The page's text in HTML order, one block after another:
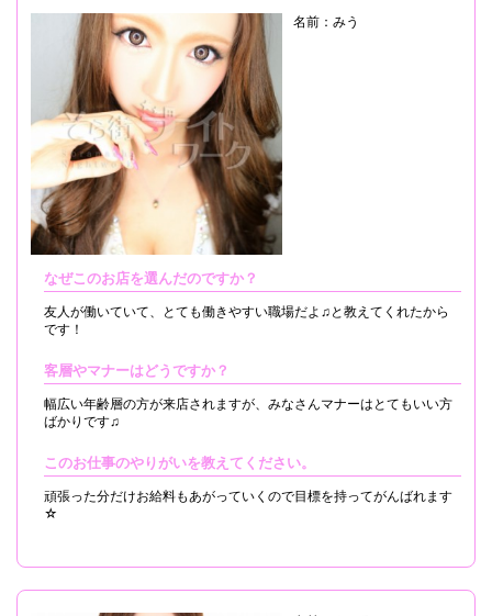
名前：みう
なぜこのお店を選んだのですか？
友人が働いていて、とても働きやすい職場だよ♫と教えてくれたから
です！
客層やマナーはどうですか？
幅広い年齢層の方が来店されますが、みなさんマナーはとてもいい方
ばかりです♫
このお仕事のやりがいを教えてください。
頑張った分だけお給料もあがっていくので目標を持ってがんばれます
☆